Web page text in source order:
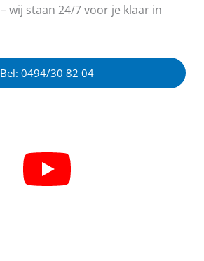
– wij staan 24/7 voor je klaar in
Bel: 0494/30 82 04